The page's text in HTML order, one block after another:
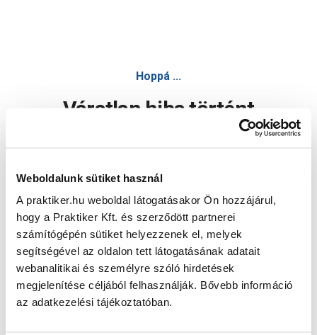
Weboldalunk sütiket használ
A praktiker.hu weboldal látogatásakor Ön hozzájárul,
hogy a Praktiker Kft. és szerződött partnerei
számítógépén sütiket helyezzenek el, melyek
segítségével az oldalon tett látogatásának adatait
webanalitikai és személyre szóló hirdetések
megjelenítése céljából felhasználják. Bővebb információ
az adatkezelési tájékoztatóban.
Hoppá ...
Váratlan hiba történt
Oldal újratöltése